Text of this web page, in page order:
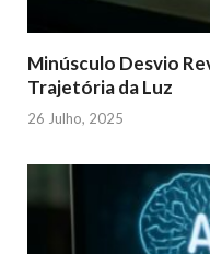
Minúsculo Desvio
Trajetória da Luz
26 Julho, 2025